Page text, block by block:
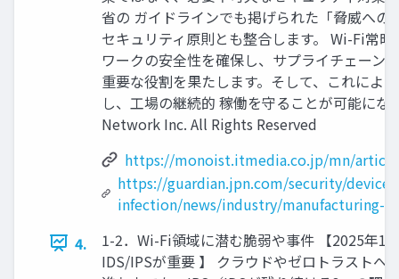
省の ガイドラインでも掲げられた「脅威への
セキュリティ原則とも整合します。 Wi-Fi常
ワークの安全性を確保し、サプライチェーン
重要な役割を果たします。そして、これによ
し、工場の継続的 稼働を守ることが可能に
Network Inc. All Rights Reserved
https://monoist.itmedia.co.jp/mn/
https://guardian.jpn.com/security/
infection/news/industry/manufacturing-
4.
1-2．Wi-Fi領域に潜む脆弱や事件 【2025年11
IDS/IPSが重要 】 クラウドやゼロトラストへ